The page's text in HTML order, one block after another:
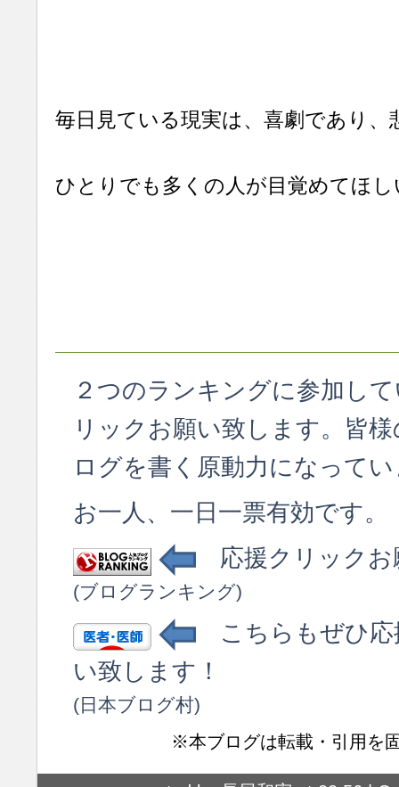
毎日見ている現実は、喜劇であり、
ひとりでも多くの人が目覚めてほし
２つのランキングに参加し
リックお願い致します。皆
ログを書く原動力になって
お一人、一日一票有効です。
応援クリックお
(ブログランキング)
こちらもぜひ応
い致します！
(日本ブログ村)
※本ブログは転載・引用を